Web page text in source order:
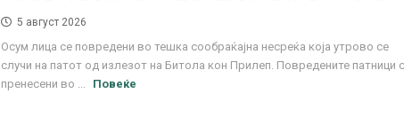
5 август 2026
Осум лица се повредени во тешка сообраќајна несреќа која утрово се
случи на патот од излезот на Битола кон Прилеп. Повредените патници
пренесени во ...
Повеќе